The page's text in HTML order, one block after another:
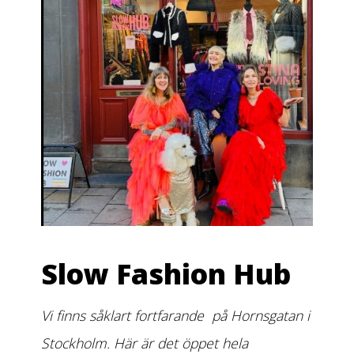
Slow Fashion Hub
Vi finns såklart fortfarande på Hornsgatan i
Stockholm. Här är det öppet hela